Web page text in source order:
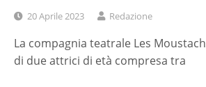
20 Aprile 2023 Redazione
La compagnia teatrale Les
di due attrici di età compresa tra